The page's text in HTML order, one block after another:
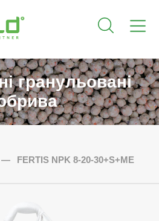
гранульовані
— FERTIS NPK 8-20-30+S+ME